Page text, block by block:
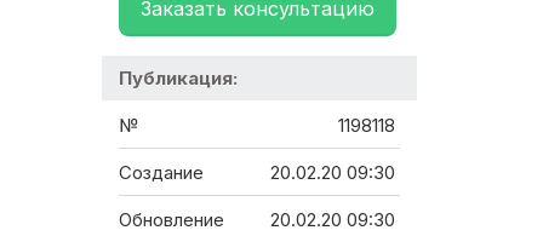
Заказать консультацию
Публикация:
№ 1198118
Создание 20.02.20 09:30
Обновление 20.02.20 09:30